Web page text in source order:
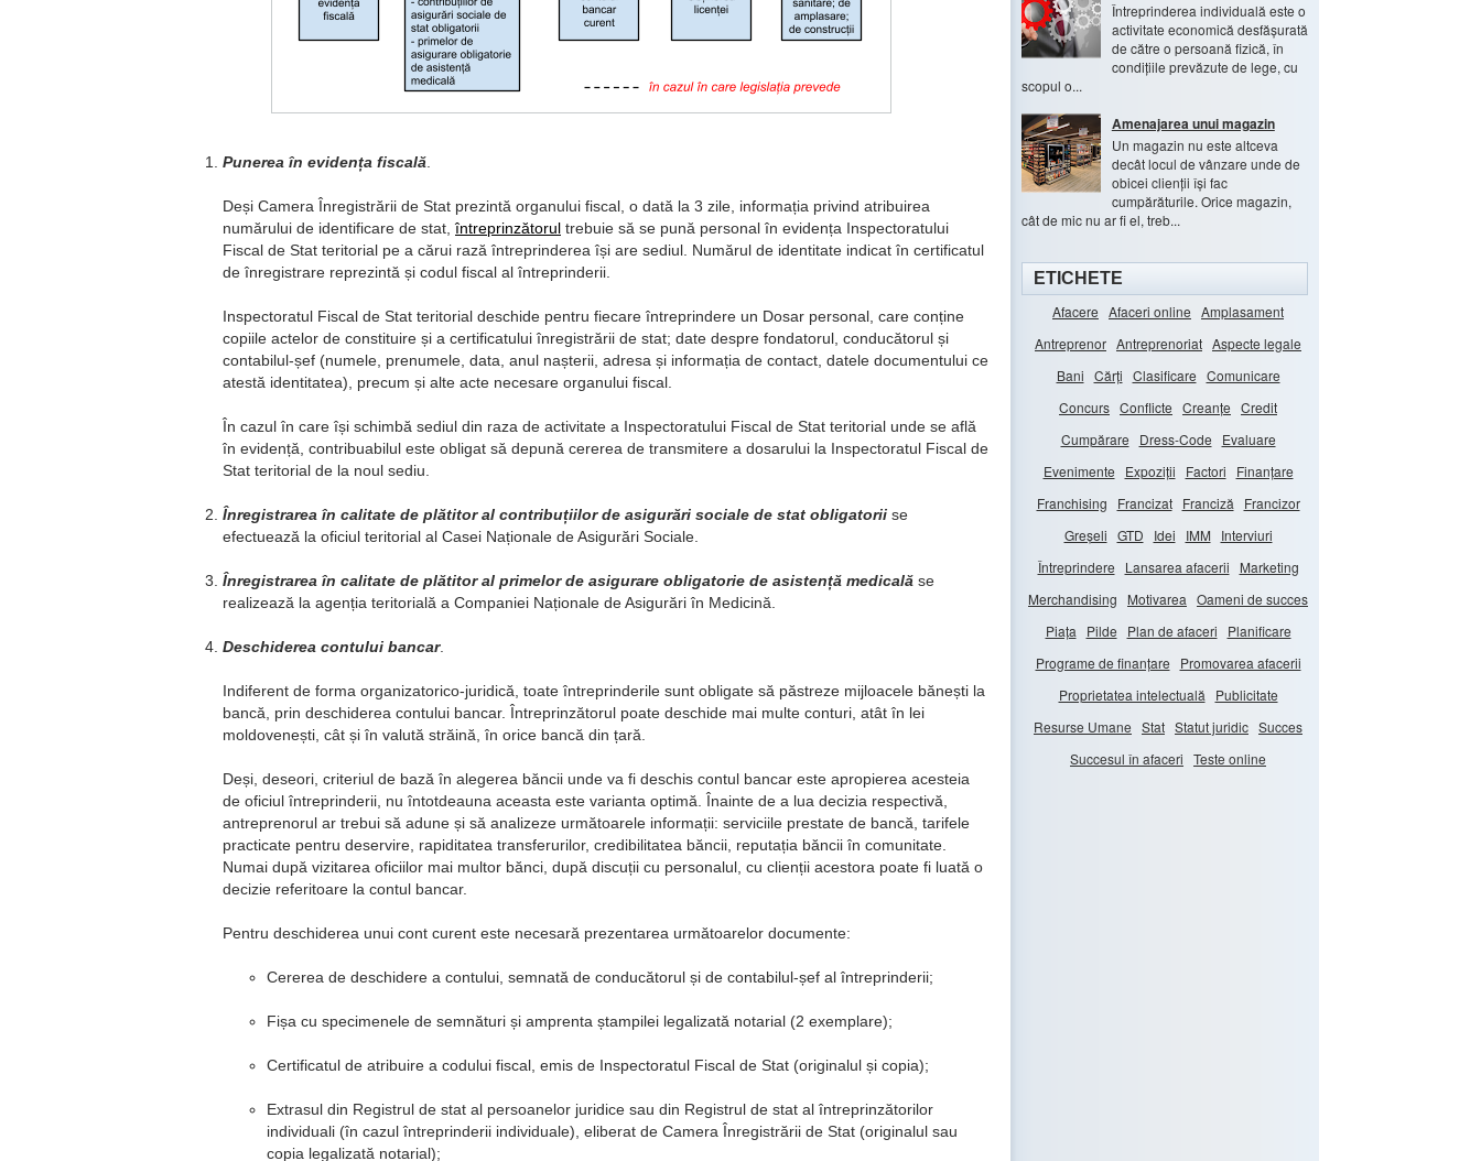
Punerea în evidența fiscală
Deși Camera Înregistrării de Stat prezintă organului fiscal, o dată la 3 zile, informația privind atribuirea
numărului de identificare de stat,întreprinzătorul trebuie să se pună personal în evidența Inspectoratului
Fiscal de Stat teritorial pe a cărui rază întreprinderea își are sediul. Numărul de identitate indicat în certificatul
de înregistrare reprezintă și codul fiscal al întreprinderii.
Inspectoratul Fiscal de Stat teritorial deschide pentru fiecare întreprindere un Dosar personal, care conține
copiile actelor de constituire și a certificatului înregistrării de stat; date despre fondatorul, conducătorul și
contabilul-șef (numele, prenumele, data, anul nașterii, adresa și informația de contact, datele documentului ce
atestă identitatea), precum și alte acte necesare organului fiscal.
În cazul în care își schimbă sediul din raza de activitate a Inspectoratului Fiscal de Stat teritorial unde se află
în evidență, contribuabilul este obligat să depună cererea de transmitere a dosarului la Inspectoratul Fiscal de
Stat teritorial de la noul sediu.
Înregistrarea în calitate de plătitor al contribuțiilor de asigurări sociale de stat obligatorii se
efectuează la oficiul teritorial al Casei Naționale de Asigurări Sociale.
Înregistrarea în calitate de plătitor al primelor de asigurare obligatorie de asistență medicală se
realizează la agenția teritorială a Companiei Naționale de Asigurări în Medicină.
Deschiderea contului bancar.
Indiferent de forma organizatorico-juridică, toate întreprinderile sunt obligate să păstreze mijloacele bănești la
bancă, prin deschiderea contului bancar. Întreprinzătorul poate deschide mai multe conturi, atât în lei
moldovenești, cât și în valută străină, în orice bancă din țară.
Deși, deseori, criteriul de bază în alegerea băncii unde va fi deschis contul bancar este apropierea acesteia
de oficiul întreprinderii, nu întotdeauna aceasta este varianta optimă. Înainte de a lua decizia respectivă,
antreprenorul ar trebui să adune și să analizeze următoarele informații: serviciile prestate de bancă, tarifele
practicate pentru deservire, rapiditatea transferurilor, credibilitatea băncii, reputația băncii în comunitate.
Numai după vizitarea oficiilor mai multor bănci, după discuții cu personalul, cu clienții acestora poate fi luată o
decizie referitoare la contul bancar.
Pentru deschiderea unui cont curent este necesară prezentarea următoarelor documente:
Cererea de deschidere a contului, semnată de conducătorul și de contabilul-șef al întreprinderii;
Fișa cu specimenele de semnături și amprenta ștampilei legalizată notarial (2 exemplare);
Certificatul de atribuire a codului fiscal, emis de Inspectoratul Fiscal de Stat (originalul și copia);
Extrasul din Registrul de stat al persoanelor juridice sau din Registrul de stat al întreprinzătorilor
individuali (în cazul întreprinderii individuale), eliberat de Camera Înregistrării de Stat (originalul sau
copia legalizată notarial);
Întreprinderea individuală este o
activitate economică desfășurată
de către o persoană fizică, în
condițiile prevăzute de lege, cu
scopul o...
Amenajarea unui magazin
Un magazin nu este altceva
decât locul de vânzare unde de
obicei clienții își fac
cumpărăturile. Orice magazin,
cât de mic nu ar fi el, treb...
ETICHETE
Afacere Afaceri online Amplasament
Antreprenor Antreprenoriat Aspecte legale
Bani Cărți Clasificare Comunicare
Concurs Conflicte Creanțe Credit
Cumpărare
Dress-Code
Evaluare
Evenimente
Expoziții Factori
Finanțare
Franchising
Francizat Franciză
Francizor
Greșeli GTD Idei IMM
Interviuri
Întreprindere
Lansarea afacerii
Marketing
Merchandising
Motivarea Oameni de succes
Piața
Pilde Plan de afaceri
Planificare
Programe de finanțare
Promovarea afacerii
Proprietatea intelectuală
Publicitate
Resurse Umane Stat Statut juridic Succes
Succesul în afaceri Teste online